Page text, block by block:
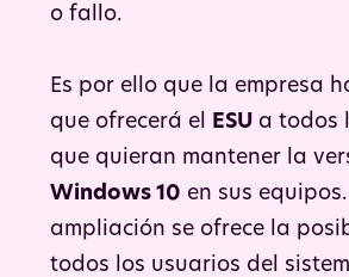
o fallo.
Es por ello que la empresa
que ofrecerá el
ESU a todos
que quieran mantener la
Windows 10 en sus
ampliación se ofrece la
todos los usuarios del